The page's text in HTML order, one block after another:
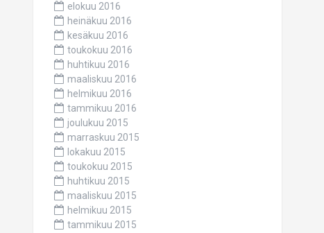
elokuu 2016
heinäkuu 2016
kesäkuu 2016
toukokuu 2016
huhtikuu 2016
maaliskuu 2016
helmikuu 2016
tammikuu 2016
joulukuu 2015
marraskuu 2015
lokakuu 2015
toukokuu 2015
huhtikuu 2015
maaliskuu 2015
helmikuu 2015
tammikuu 2015